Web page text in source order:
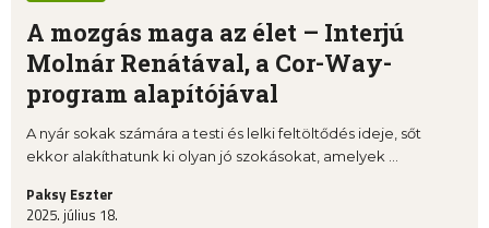
A mozgás maga az élet – Interjú
Molnár Renátával, a Cor-Way-
program alapítójával
A nyár sokak számára a testi és lelki feltöltődés ideje, sőt
ekkor alakíthatunk ki olyan jó szokásokat, amelyek ...
Paksy Eszter
2025. július 18.